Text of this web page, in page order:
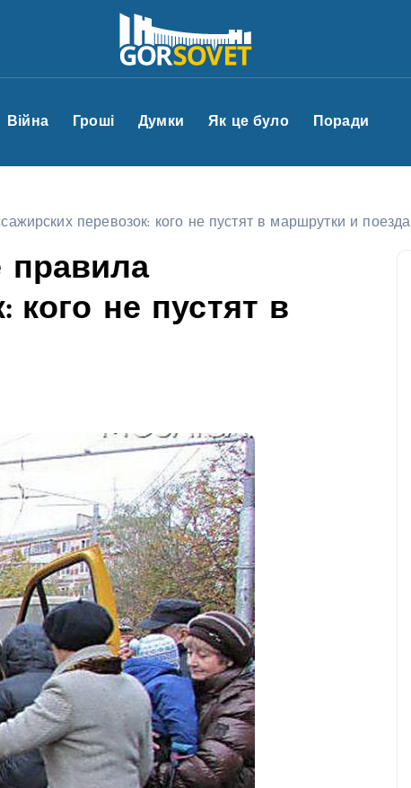
Війна Гроші Думки Як це було Поради
перевозок: кого не пустят в маршрутки и поезда
правила
кого не пустят в